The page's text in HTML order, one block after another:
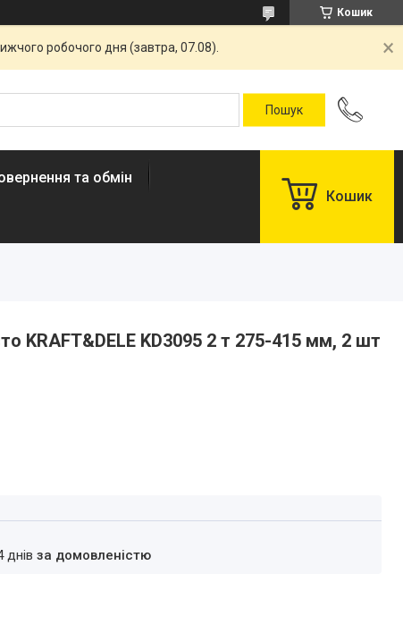
Кошик
робочого дня (завтра, 07.08).
та обмін
Кошик
KRAFT&DELE KD3095 2 т 275-415 мм, 2 шт
днів за домовленістю